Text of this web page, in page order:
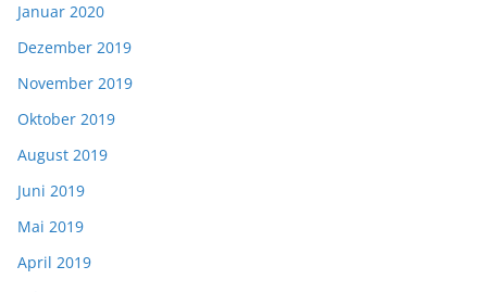
Januar 2020
Dezember 2019
November 2019
Oktober 2019
August 2019
Juni 2019
Mai 2019
April 2019